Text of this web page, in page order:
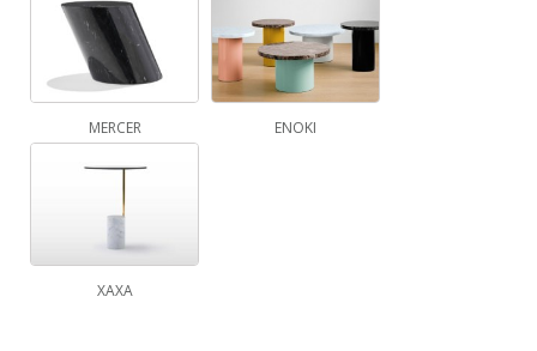
MERCER ENOKI
XAXA